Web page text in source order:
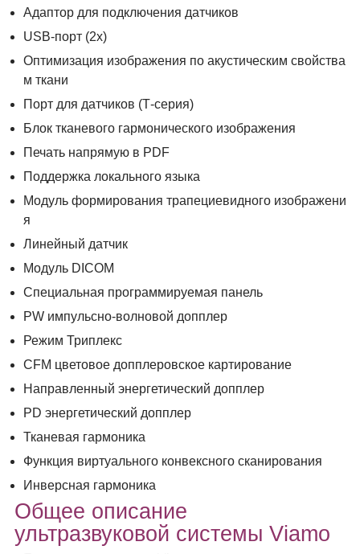
Адаптор для подключения датчиков
USB-порт (2х)
Оптимизация изображения по акустическим свойства
м ткани
Порт для датчиков (Т-серия)
Блок тканевого гармонического изображения
Печать напрямую в PDF
Поддержка локального языка
Модуль формирования трапециевидного изображени
я
Линейный датчик
Модуль DICOM
Специальная программируемая панель
PW импульсно-волновой допплер
Режим Триплекс
CFM цветовое допплеровское картирование
Направленный энергетический допплер
PD энергетический допплер
Тканевая гармоника
Функция виртуального конвексного сканирования
Инверсная гармоника
Общее описание
ультразвуковой системы Viamo